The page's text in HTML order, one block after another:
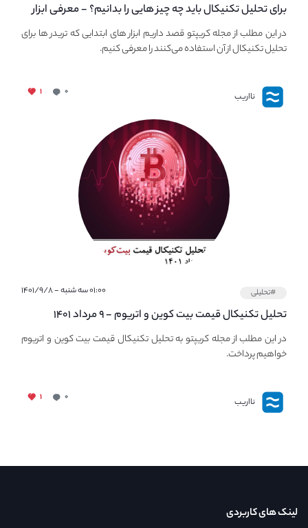
برای تحلیل تکنیکال باید چه چیز هایی را بدانیم؟ - معرفی ابزار
اولیه تحلیل تکنیکال در مجله کریپتو
در این مطلب از مجله کریپتو قصد داریم ابزار های ابتدایی که تریدر ها برای
تحلیل تکنیکال از آن استفاده می‌کنند را معرفی کنیم.
نااریب ۰ ۱
#تحلیلی ۰۱:۰۰ سه شنبه - ۱۴۰۱/۹/۸
تحلیل تکنیکال قیمت بیت کوین و اتریوم - ۹ مرداد ۱۴۰۱
در این مطلب از مجله کریپتو به تحلیل تکنیکال قیمت بیت کوین و اتریوم
خواهیم پرداخت.
نااریب ۰ ۱
لینک های کاربردی